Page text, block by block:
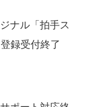
ナル「拍手ス
録受付終了